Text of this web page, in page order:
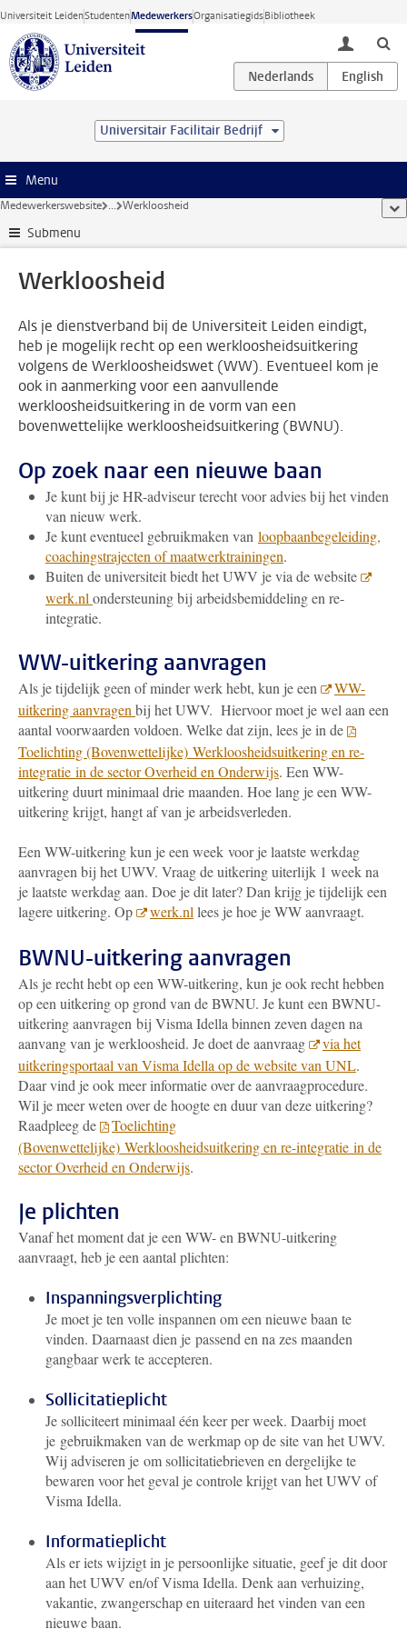
Ga direct naar de inhoud
Universiteit LeidenStudentenMedewerkersOrganisatiegidsBibliotheek
toggle
Universitair Facilitair Bedrijf
Menu
Medewerkerswebsite ... Werkloosheid
Submenu
Werkloosheid
Als je dienstverband bij de Universiteit Leiden eindigt,
heb je mogelijk recht op een werkloosheidsuitkering
volgens de Werkloosheidswet (WW). Eventueel kom je
ook in aanmerking voor een aanvullende
werkloosheidsuitkering in de vorm van een
bovenwettelijke werkloosheidsuitkering (BWNU).
Op zoek naar een nieuwe baan
Je kunt bij je HR-adviseur terecht voor advies bij het vinden
van nieuw werk.
Je kunt eventueel gebruikmaken van loopbaanbegeleiding,
coachingstrajecten of maatwerktrainingen.
Buiten de universiteit biedt het UWV je via de website
werk.nl ondersteuning bij arbeidsbemiddeling en re-
integratie.
WW-uitkering aanvragen
Als je tijdelijk geen of minder werk hebt, kun je een
WW-
uitkering aanvragen bij het UWV. Hiervoor moet je wel aan een
aantal voorwaarden voldoen. Welke dat zijn, lees je in de
Toelichting (Bovenwettelijke) Werkloosheidsuitkering en re-
integratie in de sector Overheid en Onderwijs. Een WW-
uitkering duurt minimaal drie maanden. Hoe lang je een WW-
uitkering krijgt, hangt af van je arbeidsverleden.
Een WW-uitkering kun je een week voor je laatste werkdag
aanvragen bij het UWV. Vraag de uitkering uiterlijk 1 week na
je laatste werkdag aan. Doe je dit later? Dan krijg je tijdelijk een
lagere uitkering. Op
werk.nl lees je hoe je WW aanvraagt.
BWNU-uitkering aanvragen
Als je recht hebt op een WW-uitkering, kun je ook recht hebben
op een uitkering op grond van de BWNU. Je kunt een BWNU-
uitkering aanvragen bij Visma Idella binnen zeven dagen na
aanvang van je werkloosheid. Je doet de aanvraag
via het
uitkeringsportaal van Visma Idella op de website van UNL.
Daar vind je ook meer informatie over de aanvraagprocedure.
Wil je meer weten over de hoogte en duur van deze uitkering?
Raadpleeg de
Toelichting
(Bovenwettelijke) Werkloosheidsuitkering en re-integratie in de
sector Overheid en Onderwijs.
Je plichten
Vanaf het moment dat je een WW- en BWNU-uitkering
aanvraagt, heb je een aantal plichten:
Inspanningsverplichting
Je moet je ten volle inspannen om een nieuwe baan te
vinden. Daarnaast dien je passend en na zes maanden
gangbaar werk te accepteren.
Sollicitatieplicht
Je solliciteert minimaal één keer per week. Daarbij moet
je gebruikmaken van de werkmap op de site van het UWV.
Wij adviseren je om sollicitatiebrieven en dergelijke te
bewaren voor het geval je controle krijgt van het UWV of
Visma Idella.
Informatieplicht
Als er iets wijzigt in je persoonlijke situatie, geef je dit door
aan het UWV en/of Visma Idella. Denk aan verhuizing,
vakantie, zwangerschap en uiteraard het vinden van een
nieuwe baan.